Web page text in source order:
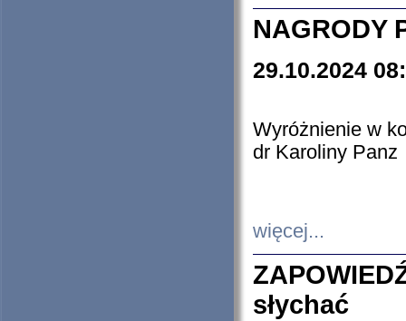
NAGRODY
29.10.2024
Wyróżnienie w
dr Karoliny Panz
więcej...
słychać